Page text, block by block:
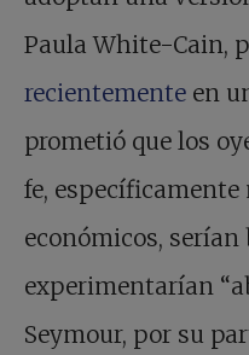
Paula White-Cain,
recientemente en
prometió que los
fe,
económicos,
experimentarían
Seymour, por su